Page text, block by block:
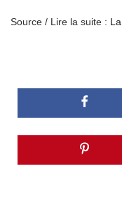
Source / Lire la suite :